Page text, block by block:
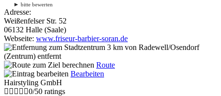
► bitte bewerten
Adresse:
Weißenfelser Str. 52
06132 Halle (Saale)
Webseite: www.friseur-barbier-soran.de
3 km von Radewell/Osendorf
(Zentrum) entfernt
Route
Bearbeiten
Hairstyling GmbH
0/50 ratings